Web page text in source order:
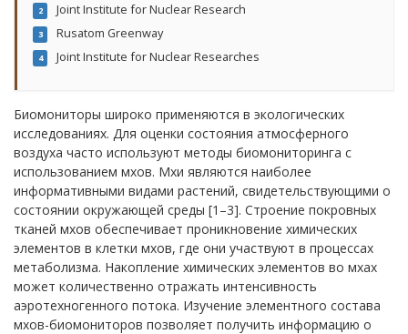
2 Joint Institute for Nuclear Research
3 Rusatom Greenway
4 Joint Institute for Nuclear Researches
Биомониторы широко применяются в экологических
исследованиях. Для оценки состояния атмосферного
воздуха часто используют методы биомониторинга с
использованием мхов. Мхи являются наиболее
информативными видами растений, свидетельствующими о
состоянии окружающей среды [1–3]. Строение покровных
тканей мхов обеспечивает проникновение химических
элементов в клетки мхов, где они участвуют в процессах
метаболизма. Накопление химических элементов во мхах
может количественно отражать интенсивность
аэротехногенного потока. Изучение элементного состава
мхов-биомониторов позволяет получить информацию о